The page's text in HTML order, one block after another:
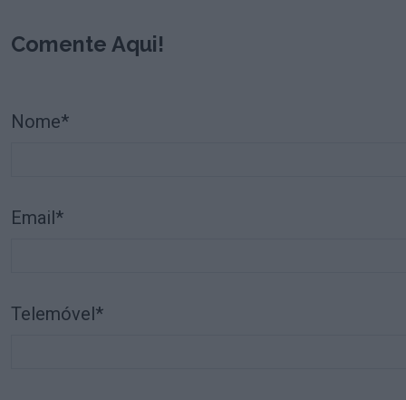
Comente Aqui!
Nome*
Email*
Telemóvel*